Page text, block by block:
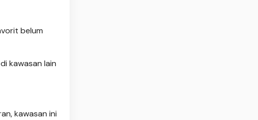
belum
di kawasan lain
kawasan ini